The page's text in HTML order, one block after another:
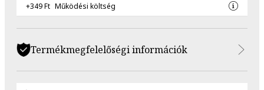
+349 Ft Működési költség
Termékmegfelelőségi információk